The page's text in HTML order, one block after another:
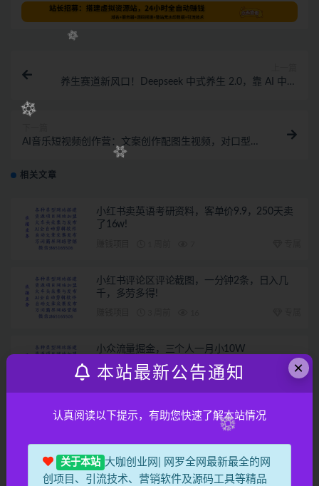
养生赛道新风口！Deepseek 中式养生 2.0，靠 AI 中医
AI音乐短视频创作营：文案创作配图生视频，对口型剪
相关文章
小红书卖英语考研资料，客单价9.9，250天卖
了16w!
小红书评论区评论截图，一分钟2条，日入几
千，多劳多得!
小众流量掘金，三个人一月小10W
赚钱项目 1 月前 13
2026 重磅来袭！头条掘金逆天翻盘秘籍，AI 一
键打造爆款内容，只需简单复制粘贴，日入
1000 + 轻松实现！
×
本站最新公告通知
认真阅读以下提示，有助您快速了解本站情况
关于本站 大咖创业网| 网罗全网最新最全的网
创项目、引流技术、营销软件及源码工具等精品